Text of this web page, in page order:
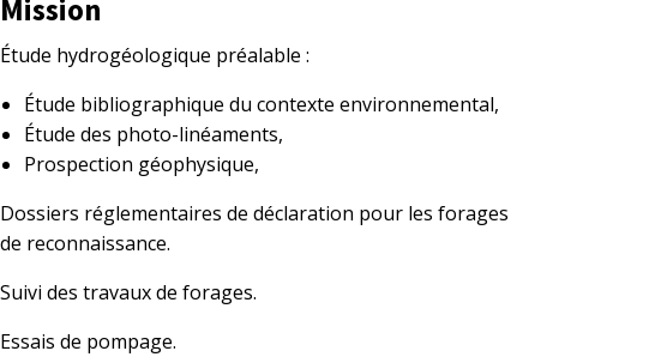
Mission
Étude hydrogéologique préalable :
Étude bibliographique du contexte environnemental,
Étude des photo-linéaments,
Prospection géophysique,
Dossiers réglementaires de déclaration pour les forages
de reconnaissance.
Suivi des travaux de forages.
Essais de pompage.